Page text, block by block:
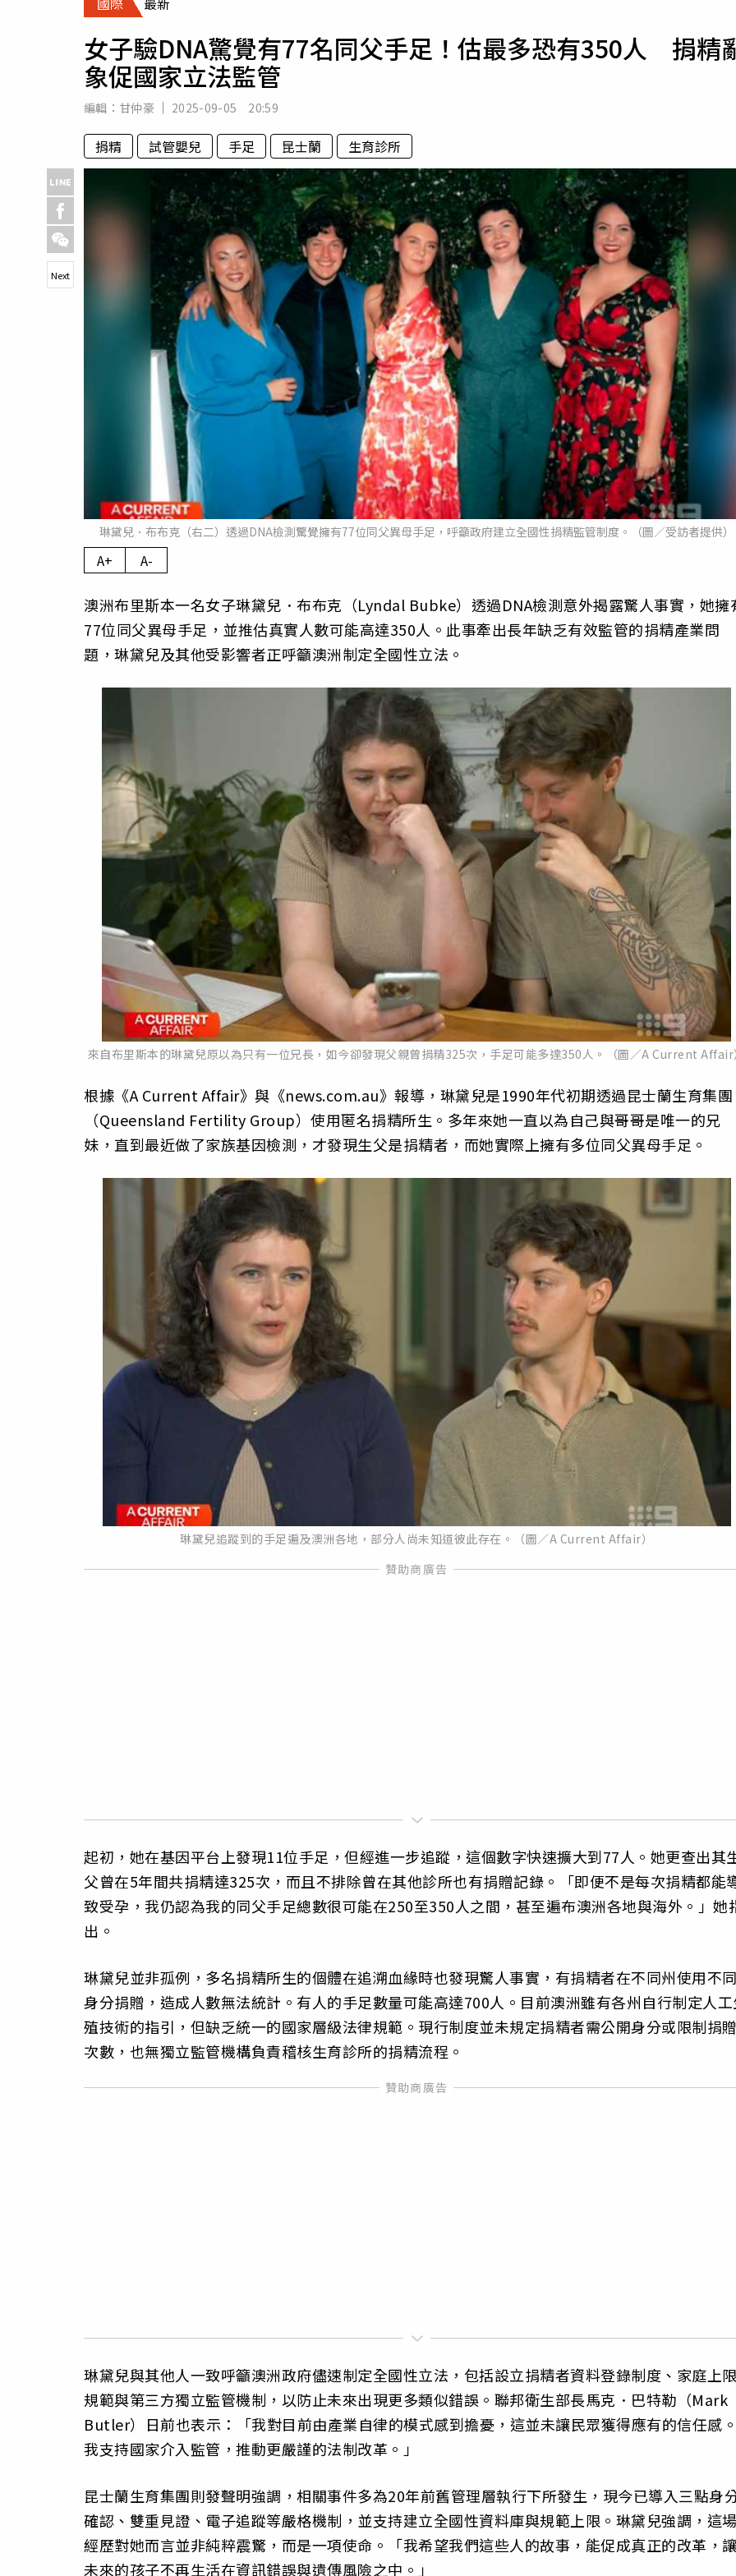
專欄
房產新勢力
運勢
女子驗DNA驚覺有77名同父手足！估最多恐有350人 捐精
象促國家立法監管
編輯： 甘仲豪 2025-09-05 20:59
捐精 試管嬰兒 手足 昆士蘭 生育診所
琳黛兒．布布克（右二）透過DNA檢測驚覺擁有77位同父異母手足，呼籲政府建立全國性捐精監管制度。（圖／受訪者提供）
Next
A+ A-
澳洲布里斯本一名女子琳黛兒．布布克（Lyndal Bubke）透過DNA檢測意外揭露驚人事實，她擁
77位同父異母手足，並推估真實人數可能高達350人。此事牽出長年缺乏有效監管的捐精產業問
題，琳黛兒及其他受影響者正呼籲澳洲制定全國性立法。
來自布里斯本的琳黛兒原以為只有一位兄長，如今卻發現父親曾捐精325次，手足可能多達350人。（圖／A Current
根據《A Current Affair》與《news.com.au》報導，琳黛兒是1990年代初期透過昆士蘭生育集團
（Queensland Fertility Group）使用匿名捐精所生。多年來她一直以為自己與哥哥是唯一的兄
妹，直到最近做了家族基因檢測，才發現生父是捐精者，而她實際上擁有多位同父異母手足。
琳黛兒追蹤到的手足遍及澳洲各地，部分人尚未知道彼此存在。（圖／A Current Affair）
起初，她在基因平台上發現11位手足，但經進一步追蹤，這個數字快速擴大到77人。她更查出其
父曾在5年間共捐精達325次，而且不排除曾在其他診所也有捐贈記錄。「即便不是每次捐精都能
致受孕，我仍認為我的同父手足總數很可能在250至350人之間，甚至遍布澳洲各地與海外。」她
出。
琳黛兒並非孤例，多名捐精所生的個體在追溯血緣時也發現驚人事實，有捐精者在不同州使用不
身分捐贈，造成人數無法統計。有人的手足數量可能高達700人。目前澳洲雖有各州自行制定人
殖技術的指引，但缺乏統一的國家層級法律規範。現行制度並未規定捐精者需公開身分或限制捐
次數，也無獨立監管機構負責稽核生育診所的捐精流程。
琳黛兒與其他人一致呼籲澳洲政府儘速制定全國性立法，包括設立捐精者資料登錄制度、家庭上
規範與第三方獨立監管機制，以防止未來出現更多類似錯誤。聯邦衛生部長馬克．巴特勒（Mark
Butler）日前也表示：「我對目前由產業自律的模式感到擔憂，這並未讓民眾獲得應有的信任感
我支持國家介入監管，推動更嚴謹的法制改革。」
昆士蘭生育集團則發聲明強調，相關事件多為20年前舊管理層執行下所發生，現今已導入三點身
確認、雙重見證、電子追蹤等嚴格機制，並支持建立全國性資料庫與規範上限。琳黛兒強調，這
經歷對她而言並非純粹震驚，而是一項使命。「我希望我們這些人的故事，能促成真正的改革，
未來的孩子不再生活在資訊錯誤與遺傳風險之中。」